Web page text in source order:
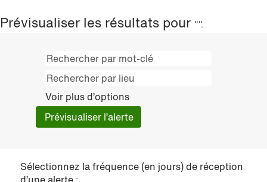
Prévisualiser les résultats pour "".
Voir plus d’options
Sélectionnez la fréquence (en jours) de réception